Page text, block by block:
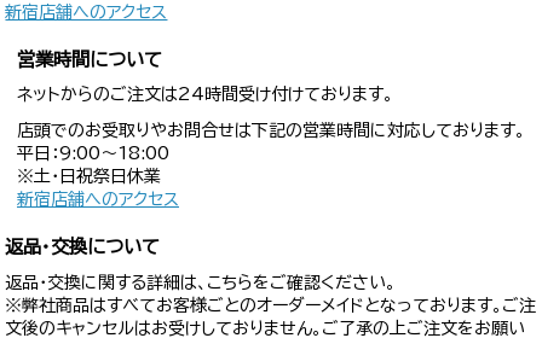
新宿店舗へのアクセス
営業時間について
ネットからのご注文は24時間受け付けております。
店頭でのお受取りやお問合せは下記の営業時間に対応しております。
平日：9:00〜18:00
※土・日祝祭日休業
新宿店舗へのアクセス
返品・交換について
返品・交換に関する詳細は、こちらをご確認ください。
※弊社商品はすべてお客様ごとのオーダーメイドとなっております。ご注
文後のキャンセルはお受けしておりません。ご了承の上ご注文をお願い